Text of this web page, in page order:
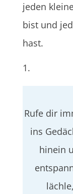
jeden
bist und
hast.
Rufe dir
ins
hinein